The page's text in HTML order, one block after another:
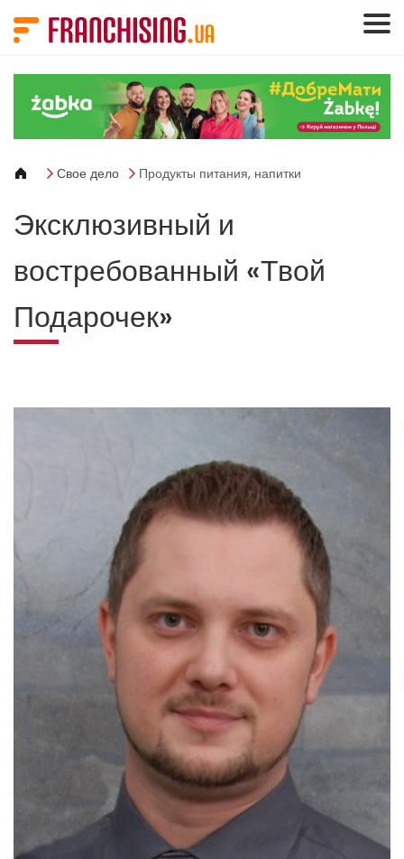
Свое дело Продукты питания, напитки
Эксклюзивный и
востребованный «Твой
Подарочек»